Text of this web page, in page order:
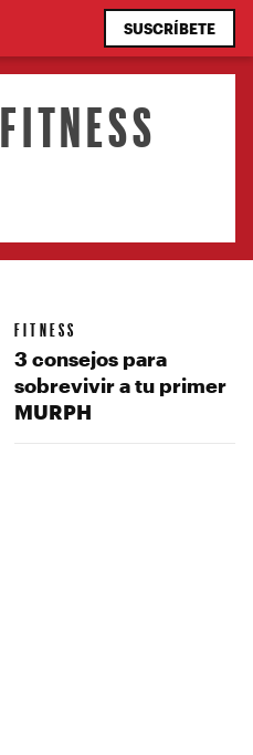
SUSCRÍBETE
FITNESS
FITNESS
3 consejos para
sobrevivir a tu primer
MURPH